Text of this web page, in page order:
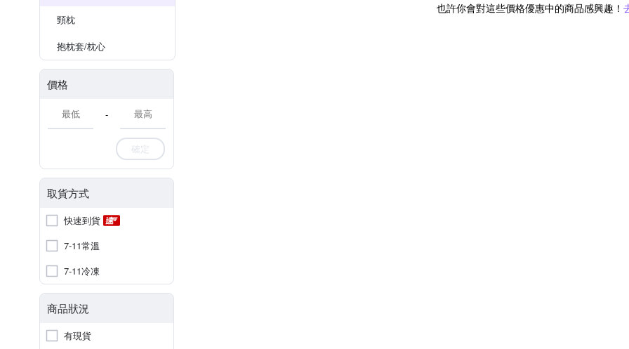
頸枕
抱枕套/枕心
價格
-
確定
取貨方式
快速到貨
7-11常溫
7-11冷凍
商品狀況
有現貨
也許你會對這些價格優惠中的商品感興趣！